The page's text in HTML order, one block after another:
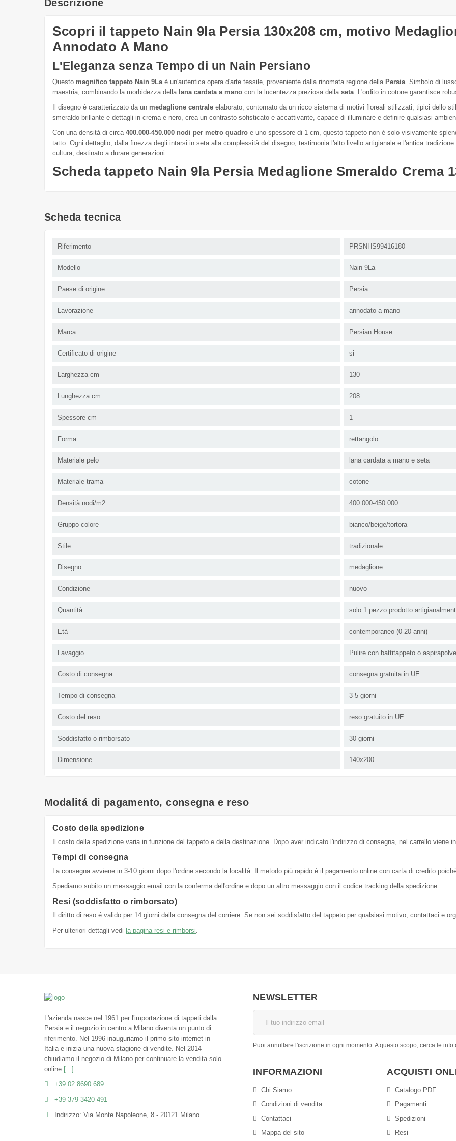
Descrizione
Scopri il tappeto Nain 9la Persia 130x208 cm, motivo
Annodato A Mano
L'Eleganza senza Tempo di un Nain Persiano
Questo magnifico tappeto Nain 9Laè un'autentica opera d'arte tessile, proveniente dalla rinomata regione della Persia. Simbolo di
maestria, combinando la morbidezza della lana cardata a mano con la lucentezza preziosa della seta. L'ordito in cotone garantisce
Il disegno è caratterizzato da un medaglione centrale elaborato, contornato da un ricco sistema di motivi floreali stilizzati, tipici dello
smeraldo brillante e dettagli in crema e nero, crea un contrasto sofisticato e accattivante, capace di illuminare e definire qualsiasi
Con una densità di circa 400.000-450.000 nodi per metro quadro e uno spessore di 1 cm, questo tappeto non è solo visivamente
tatto. Ogni dettaglio, dalla finezza degli intarsi in seta alla complessità del disegno, testimonia l'alto livello artigianale e l'antica
cultura, destinato a durare generazioni.
Scheda tappeto Nain 9la Persia Medaglione Smeraldo Crema
Scheda tecnica
Riferimento PRSNHS99416180
Modello Nain 9La
Paese di origine Persia
Lavorazione annodato a mano
Marca Persian House
Certificato di origine si
Larghezza cm 130
Lunghezza cm 208
Spessore cm 1
Forma rettangolo
Materiale pelo lana cardata a mano e seta
Materiale trama cotone
Densità nodi/m2 400.000-450.000
Gruppo colore bianco/beige/tortora
Stile tradizionale
Disegno medaglione
Condizione nuovo
Quantità solo 1 pezzo prodotto
Età contemporaneo (0-20 anni)
Lavaggio Pulire con battitappeto o
Costo di consegna consegna gratuita in UE
Tempo di consegna 3-5 giorni
Costo del reso reso gratuito in UE
Soddisfatto o rimborsato 30 giorni
Dimensione 140x200
Modalitá di pagamento, consegna e reso
Costo della spedizione
Il costo della spedizione varia in funzione del tappeto e della destinazione. Dopo aver indicato l'indirizzo di consegna, nel carrello viene
Tempi di consegna
La consegna avviene in 3-10 giorni dopo l'ordine secondo la localitá. Il metodo piú rapido é il pagamento online con carta di credito
Spediamo subito un messaggio email con la conferma dell'ordine e dopo un altro messaggio con il codice tracking della spedizione.
Resi (soddisfatto o rimborsato)
Il diritto di reso é valido per 14 giorni dalla consegna del corriere. Se non sei soddisfatto del tappeto per qualsiasi motivo, contattaci e
Per ulteriori dettagli vedi la pagina resi e rimborsi.
L'azienda nasce nel 1961 per l'importazione di tappeti dalla
Persia e il negozio in centro a Milano diventa un punto di
riferimento. Nel 1996 inauguriamo il primo sito internet in
Italia e inizia una nuova stagione di vendite. Nel 2014
chiudiamo il negozio di Milano per continuare la vendita solo
online [...]
+39 02 8690 689
+39 379 3420 491
Indirizzo: Via Monte Napoleone, 8 - 20121 Milano
NEWSLETTER
Puoi annullare l'iscrizione in ogni momento. A questo scopo, cerca le
INFORMAZIONI
Chi Siamo
Condizioni di vendita
Contattaci
Mappa del sito
ACQUISTI
Catalogo PDF
Pagamenti
Spedizioni
Resi